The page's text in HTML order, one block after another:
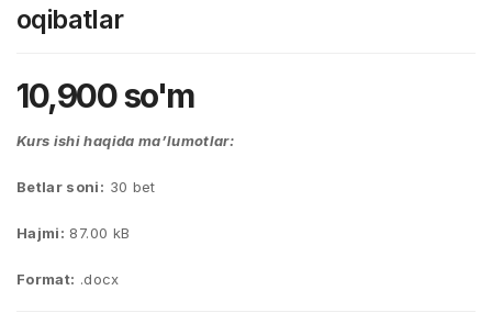
oqibatlar
10,900so'm
Kurs ishi haqida ma’lumotlar:
Betlar soni: 30 bet
Hajmi: 87.00 kB
Format: .docx